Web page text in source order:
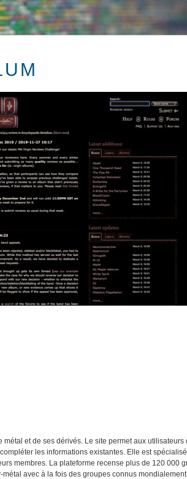
et de ses dérivés. Le site permet aux utilisateurs
les informations existantes. Elle est
membres. La plateforme recense plus de 120 000
avec à la fois des groupes connus